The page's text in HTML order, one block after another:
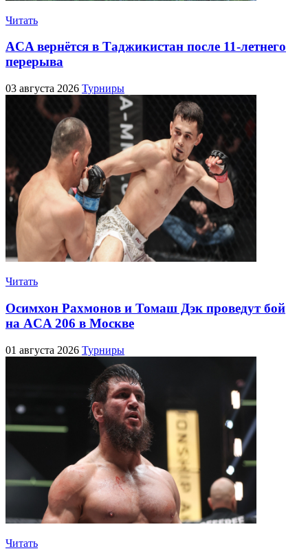
Читать
ACA вернётся в Таджикистан после 11-летнего
перерыва
03 августа 2026 Турниры
Читать
Осимхон Рахмонов и Томаш Дэк проведут бой
на ACA 206 в Москве
01 августа 2026 Турниры
Читать